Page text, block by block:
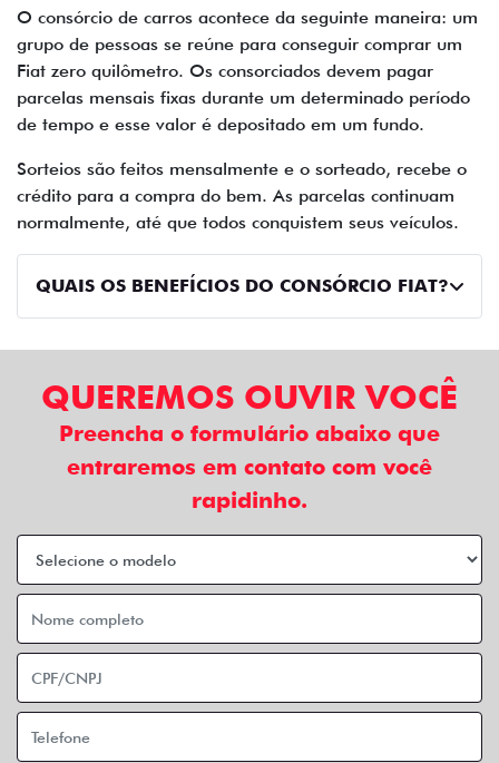
O consórcio de carros acontece da seguinte maneira: um
grupo de pessoas se reúne para conseguir comprar um
Fiat zero quilômetro. Os consorciados devem pagar
parcelas mensais fixas durante um determinado período
de tempo e esse valor é depositado em um fundo.
Sorteios são feitos mensalmente e o sorteado, recebe o
crédito para a compra do bem. As parcelas continuam
normalmente, até que todos conquistem seus veículos.
QUAIS OS BENEFÍCIOS DO CONSÓRCIO FIAT?
QUEREMOS OUVIR VOCÊ
Preencha o formulário abaixo que
entraremos em contato com você
rapidinho.